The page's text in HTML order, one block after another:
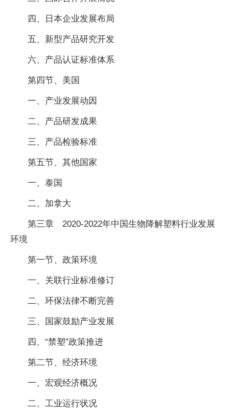
四、日本企业发展布局
五、新型产品研究开发
六、产品认证标准体系
第四节、美国
一、产业发展动因
二、产品研发成果
三、产品检验标准
第五节、其他国家
一、泰国
二、加拿大
第三章 2020-2022年中国生物降解塑料行业发展
环境
第一节、政策环境
一、关联行业标准修订
二、环保法律不断完善
三、国家鼓励产业发展
四、“禁塑”政策推进
第二节、经济环境
一、宏观经济概况
二、工业运行状况